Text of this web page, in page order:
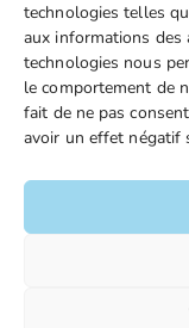
technologies telles
aux informations des
technologies nous
le comportement de
fait de ne pas
avoir un effet négatif
FGTA-FO / 15